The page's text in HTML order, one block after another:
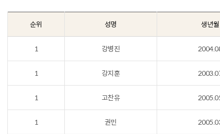
순위 성명 생년월
1 강병진
1 강지훈
1 고찬유
1 권민